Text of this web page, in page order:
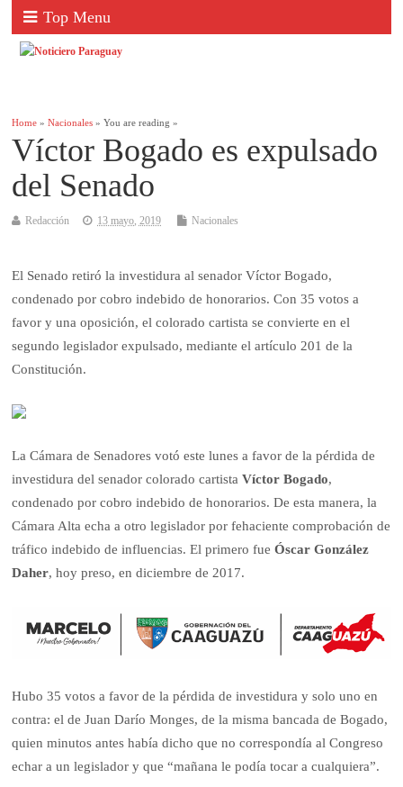
Top Menu
Home »Nacionales » You are reading »
Víctor Bogado es expulsado
del Senado
Redacción 13 mayo, 2019 Nacionales
El Senado retiró la investidura al senador Víctor Bogado,
condenado por cobro indebido de honorarios. Con 35 votos a
favor y una oposición, el colorado cartista se convierte en el
segundo legislador expulsado, mediante el artículo 201 de la
Constitución.
La Cámara de Senadores votó este lunes a favor de la pérdida de
investidura del senador colorado cartistaVíctor Bogado,
condenado por cobro indebido de honorarios. De esta manera, la
Cámara Alta echa a otro legislador por fehaciente comprobación de
tráfico indebido de influencias. El primero fueÓscar González
Daher, hoy preso, en diciembre de 2017.
Hubo 35 votos a favor de la pérdida de investidura y solo uno en
contra: el de Juan Darío Monges, de la misma bancada de Bogado,
quien minutos antes había dicho que no correspondía al Congreso
echar a un legislador y que “mañana le podía tocar a cualquiera”.